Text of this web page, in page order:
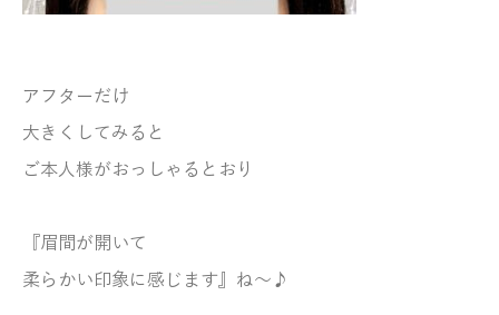
アフターだけ
大きくしてみると
ご本人様がおっしゃるとおり
『眉間が開いて
柔らかい印象に感じます』ね～♪